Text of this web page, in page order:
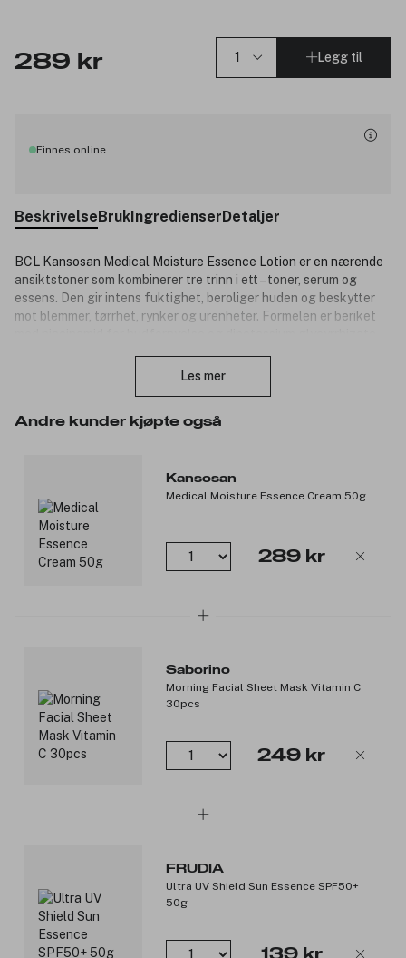
289 kr Legg til
Finnes online
BeskrivelseBrukIngredienserDetaljer
BCL Kansosan Medical Moisture Essence Lotion er en nærende
ansiktstoner som kombinerer tre trinn i ett – toner, serum og
essens. Den gir intens fuktighet, beroliger huden og beskytter
mot blemmer, tørrhet, rynker og urenheter. Formelen er beriket
ceramider, aminosyrer og vaselin, som styrker hudbarrieren og gir
tørr, sensitiv eller moden hud som ønsker en enkel, men effektiv
3338509
Les mer
Andre kunder kjøpte også
Kansosan
Medical Moisture Essence Cream 50g
289 kr
Saborino
Morning Facial Sheet Mask Vitamin C
30pcs
249 kr
FRUDIA
Ultra UV Shield Sun Essence SPF50+
50g
139 kr